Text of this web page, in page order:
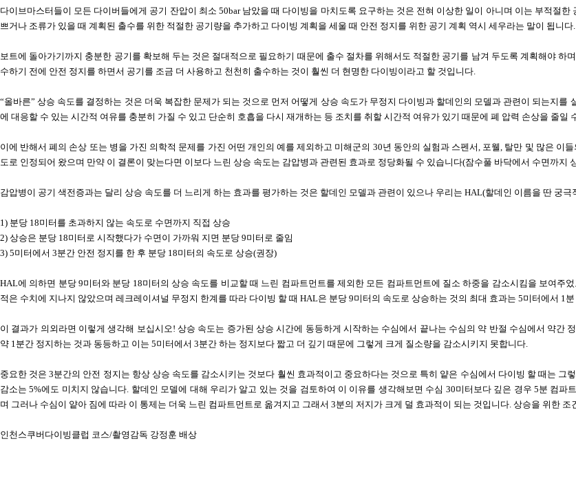
다이브마스터들이 모든 다이버들에게 공기 잔압이 최소 50bar 남았을 때 다이빙을 마치도록 요구하는 것은 전혀 이상한 일이 아니며 이는 부적절한
쁘거나 조류가 있을 때 계획된 출수를 위한 적절한 공기량을 추가하고 다이빙 계획을 세울 때 안전 정지를 위한 공기 계획 역시 세우라는 말이 됩니다.
보트에 돌아가기까지 충분한 공기를 확보해 두는 것은 절대적으로 필요하기 때문에 출수 절차를 위해서도 적절한 공기를 남겨 두도록 계획해야 하며
수하기 전에 안전 정지를 하면서 공기를 조금 더 사용하고 천천히 출수하는 것이 훨씬 더 현명한 다이빙이라고 할 것입니다.
“올바른” 상승 속도를 결정하는 것은 더욱 복잡한 문제가 되는 것으로 먼저 어떻게 상승 속도가 무정지 다이빙과 할데인의 모델과 관련이 되는지를
에 대응할 수 있는 시간적 여유를 충분히 가질 수 있고 단순히 호흡을 다시 재개하는 등 조치를 취할 시간적 여유가 있기 때문에 폐 압력 손상을 줄일
이에 반해서 폐의 손상 또는 병을 가진 의학적 문제를 가진 어떤 개인의 예를 제외하고 미해군의 30년 동안의 실험과 스펜서, 포웰, 탈만 및 많은 이
도로 인정되어 왔으며 만약 이 결론이 맞는다면 이보다 느린 상승 속도는 감압병과 관련된 효과로 정당화될 수 있습니다(잠수풀 바닥에서 수면까지
감압병이 공기 색전증과는 달리 상승 속도를 더 느리게 하는 효과를 평가하는 것은 할데인 모델과 관련이 있으나 우리는 HAL(할데인 이름을 딴 궁극
1) 분당 18미터를 초과하지 않는 속도로 수면까지 직접 상승
2) 상승은 분당 18미터로 시작했다가 수면이 가까워 지면 분당 9미터로 줄임
3) 5미터에서 3분간 안전 정지를 한 후 분당 18미터의 속도로 상승(권장)
HAL에 의하면 분당9미터와 분당 18미터의 상승 속도를 비교할 때 느린 컴파트먼트를 제외한 모든 컴파트먼트에 질소 하중을 감소시킴을 보여주었
적은 수치에 지나지 않았으며 레크레이셔널 무정지 한계를 따라 다이빙 할 때 HAL은 분당 9미터의 속도로 상승하는 것의 최대 효과는 5미터에서 1
이 결과가 의외라면 이렇게 생각해 보십시오! 상승 속도는 증가된 상승 시간에 동등하게 시작하는 수심에서 끝나는 수심의 약 반절 수심에서 약간
약 1분간 정지하는 것과 동등하고 이는 5미터에서 3분간 하는 정지보다 짧고 더 깊기 때문에 그렇게 크게 질소량을 감소시키지 못합니다.
중요한 것은 3분간의 안전 정지는 항상 상승 속도를 감소시키는 것보다 훨씬 효과적이고 중요하다는 것으로 특히 얕은 수심에서 다이빙 할 때는 그
감소는 5%에도 미치지 않습니다. 할데인 모델에 대해 우리가 알고 있는 것을 검토하여 이 이유를 생각해보면 수심 30미터보다 깊은 경우 5분 컴파
며 그러나 수심이 얕아 짐에 따라 이 통제는 더욱 느린 컴파트먼트로 옮겨지고 그래서 3분의 저지가 크게 덜 효과적이 되는 것입니다. 상승을 위한 조
인천스쿠버다이빙클럽 코스/촬영감독 강정훈 배상